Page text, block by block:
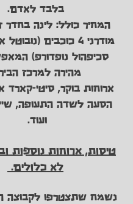
בלבד לאדם.
המחיר כולל: לינה בחדר
מודרני 4 כוכבים
סכיפהול נופדורפ)
מהירה למרכז
ארוחות בוקר, סיטי-
הסעה לשדה התעופה,
ועוד.
טיסות, ארוחות נוספות
לא כלולים.
נשמח שתצטרפו לקבוצה